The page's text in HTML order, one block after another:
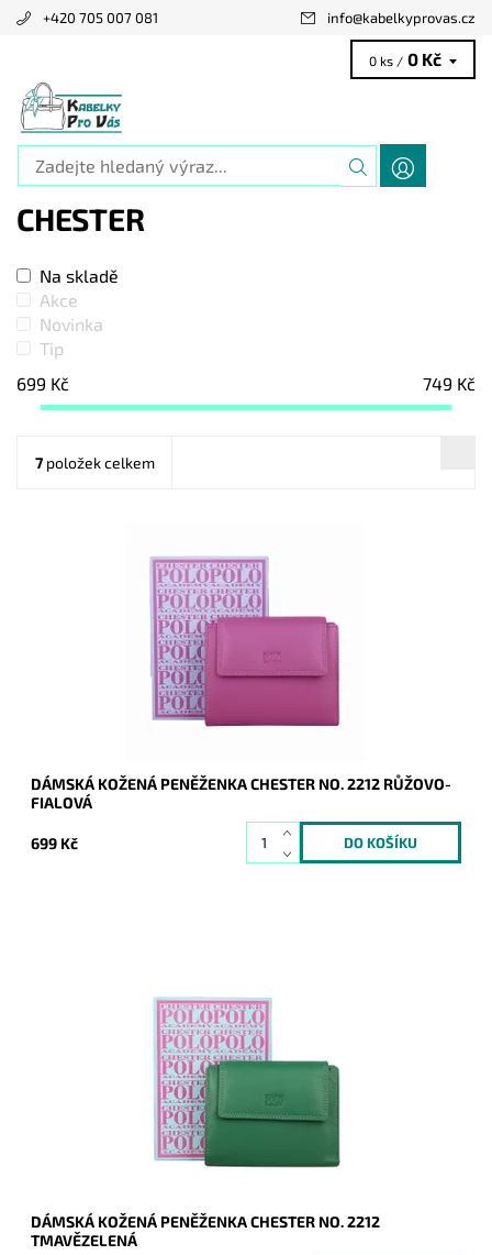
+420 705 007 081 info@kabelkyprovas.cz
0 ks / 0 Kč
CHESTER
Na skladě
Akce
Novinka
Tip
699 Kč 749 Kč
7 položek celkem
Elegantní a přitom jednoduchá kožená peněženka značky
Chester v růžovo-fialové barvě.
Skladem
20334
Chester
2 roky
DÁMSKÁ KOŽENÁ PENĚŽENKA CHESTER NO. 2212 RŮŽOVO-
FIALOVÁ
699 Kč
Elegantní a přitom jednoduchá kožená peněženka značky
Chester v tmavězelené barvě.
Skladem
20333
Chester
2 roky
DÁMSKÁ KOŽENÁ PENĚŽENKA CHESTER NO. 2212
TMAVĚZELENÁ